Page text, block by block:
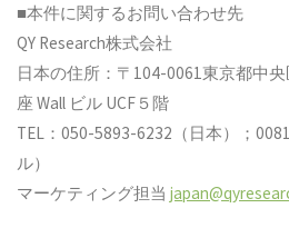
■本件に関するお問い合わせ先
QY Research株式会社
日本の住所：〒104-0061東京都中
座 Wall ビル UCF５階
TEL：050-5893-6232（日本）；
ル）
マーケティング担当